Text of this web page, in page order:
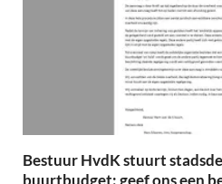
Bestuur HvdK stuurt
buurtbudget: geef ons een